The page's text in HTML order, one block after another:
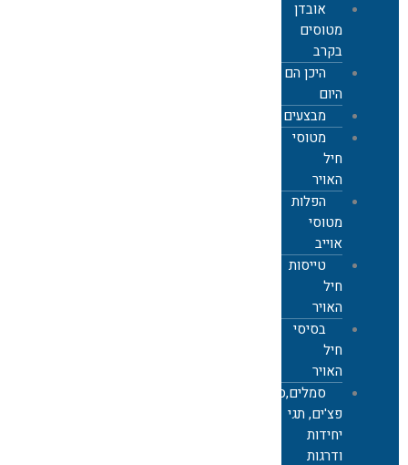
אובדן
מטוסים
בקרב
היכן הם
היום
מבצעים
מטוסי
חיל
האויר
הפלות
מטוסי
אוייב
טייסות
חיל
האויר
בסיסי
חיל
האויר
סמלים,סיכות,
פצ'ים, תגי
יחידות
ודרגות